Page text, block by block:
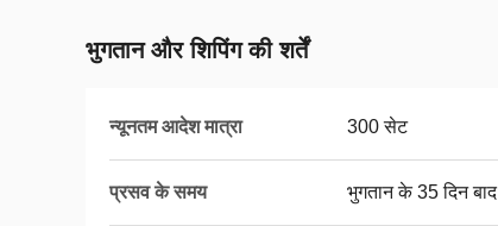
भुगतान और शिपिंग की शर्तें
न्यूनतम आदेश मात्रा 300 सेट
प्रसव के समय भुगतान के 35 दिन बाद